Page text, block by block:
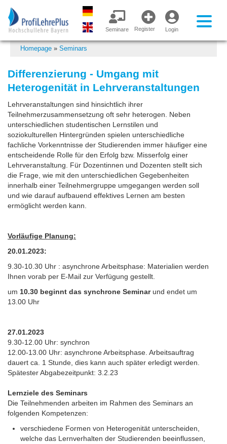
Login
Register
Seminare
Homepage » Seminars
Differenzierung - Umgang mit
Heterogenität in Lehrveranstaltungen
Lehrveranstaltungen sind hinsichtlich ihrer
Teilnehmerzusammensetzung oft sehr heterogen. Neben
unterschiedlichen studentischen Lernstilen und
soziokulturellen Hintergründen spielen unterschiedliche
fachliche Vorkenntnisse der Studierenden immer häufiger eine
entscheidende Rolle für den Erfolg bzw. Misserfolg einer
Lehrveranstaltung. Für Dozentinnen und Dozenten stellt sich
die Frage, wie mit den unterschiedlichen Gegebenheiten
innerhalb einer Teilnehmergruppe umgegangen werden soll
und wie darauf aufbauend effektives Lernen am besten
ermöglicht werden kann.
Vorläufige Planung:
20.01.2023:
9.30-10.30 Uhr : asynchrone Arbeitsphase: Materialien werden
Ihnen vorab per E-Mail zur Verfügung gestellt.
um 10.30 beginnt das synchrone Seminarund endet um
13.00 Uhr
27.01.2023
9.30-12.00 Uhr: synchron
12.00-13.00 Uhr: asynchrone Arbeitsphase. Arbeitsauftrag
dauert ca. 1 Stunde, dies kann auch später erledigt werden.
Spätester Abgabezeitpunkt: 3.2.23
Lernziele des Seminars
Die Teilnehmenden arbeiten im Rahmen des Seminars an
folgenden Kompetenzen:
verschiedene Formen von Heterogenität unterscheiden,
welche das Lernverhalten der Studierenden beeinflussen,